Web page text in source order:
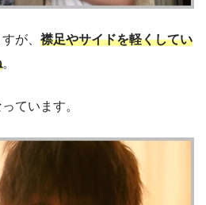
が、 襟足やサイドを軽くしてい
。
ています。